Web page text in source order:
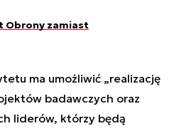
Obrony zamiast
ma umożliwić „realizację
badawczych oraz
liderów, którzy będą